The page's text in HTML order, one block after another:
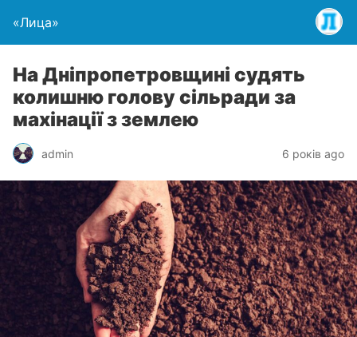
«Лица»
На Дніпропетровщині судять
колишню голову сільради за
махінації з землею
admin 6 років ago